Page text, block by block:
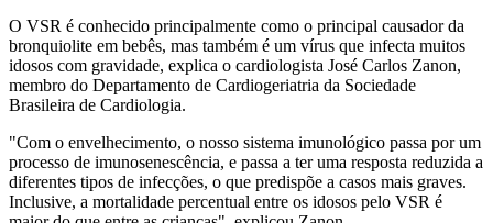
O VSR é conhecido principalmente como o principal causador da
bronquiolite em bebês, mas também é um vírus que infecta muitos
idosos com gravidade, explica o cardiologista José Carlos Zanon,
membro do Departamento de Cardiogeriatria da Sociedade
Brasileira de Cardiologia.
"Com o envelhecimento, o nosso sistema imunológico passa por um
processo de imunosenescência, e passa a ter uma resposta reduzida a
diferentes tipos de infecções, o que predispõe a casos mais graves.
Inclusive, a mortalidade percentual entre os idosos pelo VSR é